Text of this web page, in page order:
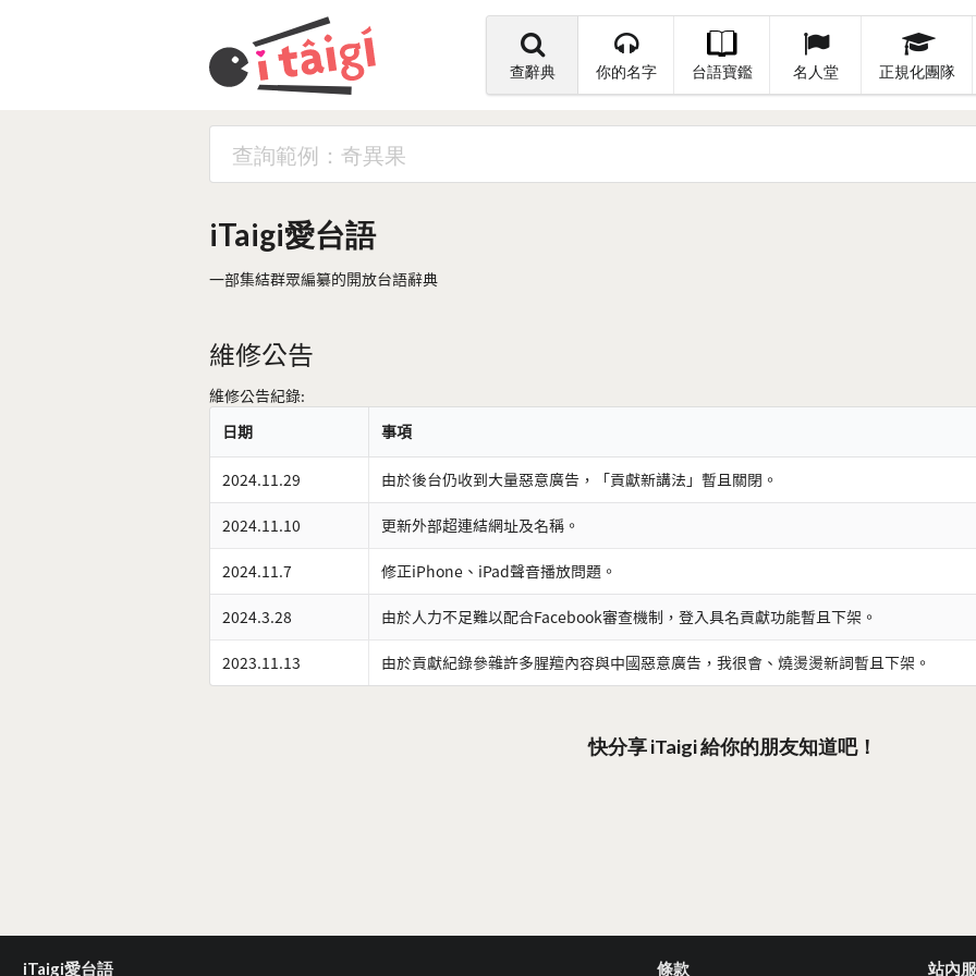
查辭典 你的名字 台語寶鑑 名人堂 正規化團隊
iTaigi愛台語
一部集結群眾編纂的開放台語辭典
維修公告
維修公告紀錄:
日期
事項
2024.11.29 由於後台仍收到大量惡意廣告，「貢獻新講法」暫且關閉。
2024.11.10 更新外部超連結網址及名稱。
2024.11.7 修正iPhone、iPad聲音播放問題。
2024.3.28 由於人力不足難以配合Facebook審查機制，登入具名貢獻功能暫且下架。
2023.11.13 由於貢獻紀錄參雜許多腥羶內容與中國惡意廣告，我很會、燒燙燙新詞暫且下架。
快分享 iTaigi 給你的朋友知道吧！
iTaigi愛台語 條款 站內